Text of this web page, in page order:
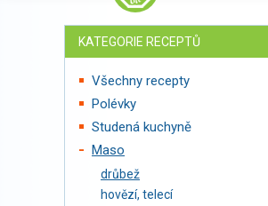
KATEGORIE RECEPTŮ
Všechny recepty
Polévky
Studená kuchyně
Maso
drůbež
hovězí, telecí